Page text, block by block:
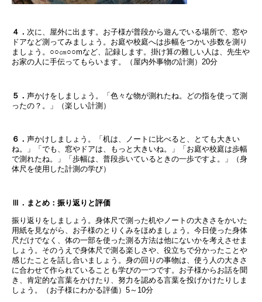
４． 次に、屋外に出ます。お子様が普段から遊んでいる場所で、窓や
ドアなど測ってみましょう。お庭や校庭へは歩幅をつかい歩数を測り
ましょう。○○㎝○○mなど、記録します。掛け算の難しい人は、先生や
お家の人に手伝ってもらいます。（屋内外事物の計測）20分
５． 声かけをしましょう。「色々な物が測れたね。どの指を使って測
ったの？。」（楽しい計測）
６． 声かけしましょう。「机は、ノートに比べると、とても大きい
ね。」「でも、窓やドアは、もっと大きいね。」「お庭や校庭は歩幅
で測れたね。」「歩幅は、普段歩いているときの一歩ですよ。」（身
体尺を使用した計測の学び）
Ⅲ．まとめ：振り返りと評価
振り返りをしましょう。身体尺で測った机やノートの大きさをかいた
用紙を見ながら、お子様のとりくみをほめましょう。今日使った身体
尺だけでなく、体の一部を使った測る方法は他にないかを考えさせま
しょう。そのうえで身体尺で測る楽しさや、役立ちで分かったことや
感じたことを話し合いましょう。身の回りの事物は、使う人の大きさ
に合わせて作られていることも学びの一つです。お子様からお話を聞
き、肯定的な言葉をかけたり、努力を認める言葉を投げかけたりしま
しょう。（お子様にわかる評価）5～10分